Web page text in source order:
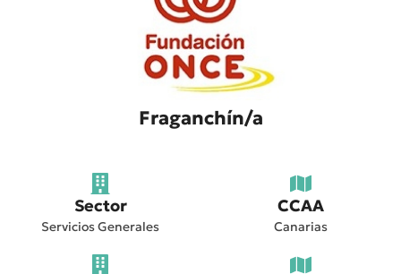
Fraganchín/a
Sector
Servicios Generales
CCAA
Canarias